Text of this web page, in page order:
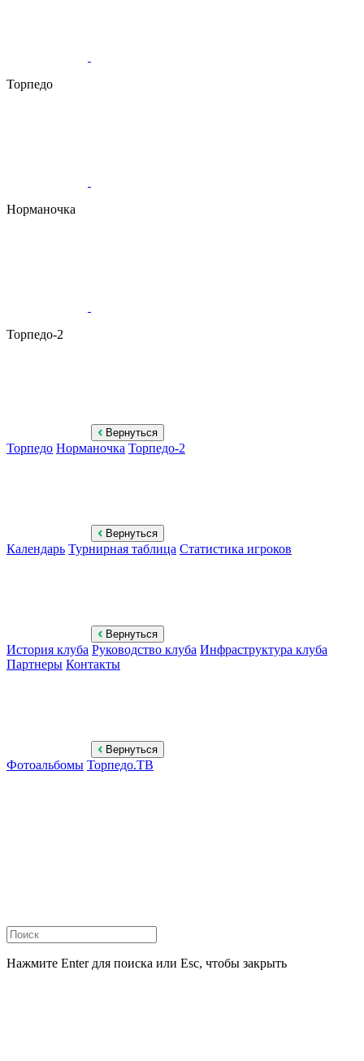
Торпедо
Норманочка
Торпедо-2
Вернуться
Торпедо Норманочка Торпедо-2
Вернуться
Календарь Турнирная таблица Статистика игроков
Вернуться
История клуба Руководство клуба Инфраструктура клуба
Партнеры Контакты
Вернуться
Фотоальбомы Торпедо.ТВ
Нажмите Enter для поиска или Esc, чтобы закрыть